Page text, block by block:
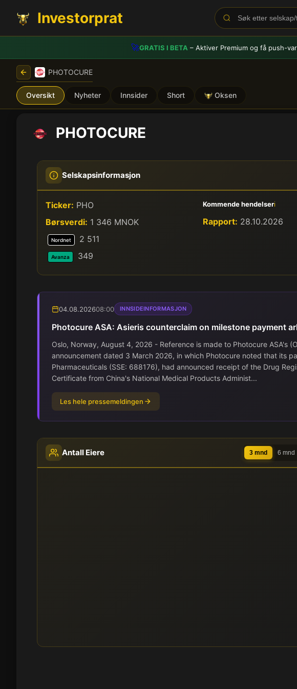
Investorprat
🚀GRATIS I BETA – Aktiver Premium og få push-
PHOTOCURE
Oversikt Nyheter Innsider Short Oksen
PHOTOCURE
Selskapsinformasjon
Ticker: PHO
Børsverdi: 1 346 MNOK
Nordnet 2 511
Avanza 349
Kommende hendelserℹ️
Rapport: 28.10.2026
04.08.202608:00 INNSIDEINFORMASJON
Photocure ASA: Asieris counterclaim on milestone payment
Oslo, Norway, August 4, 2026 - Reference is made to Photocure ASA's
announcement dated 3 March 2026, in which Photocure noted that its
Pharmaceuticals (SSE: 688176), had announced receipt of the Drug
Certificate from China's National Medical Products Administ...
Les hele pressemeldingen
Antall Eiere 3 mnd 6 mnd